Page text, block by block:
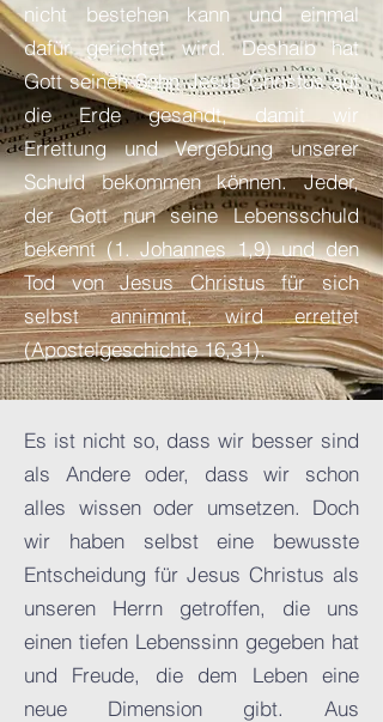
nicht bestehen kann und einmal
dafür gerichtet wird. Deshalb hat
Gott seinen Sohn Jesus Christus auf
die Erde gesandt, damit wir
Errettung und Vergebung unserer
Schuld bekommen können. Jeder,
der Gott nun seine Lebensschuld
bekennt (1. Johannes 1,9) und den
Tod von Jesus Christus für sich
selbst annimmt, wird errettet
(Apostelgeschichte 16,31).
Es ist nicht so, dass wir besser sind
als Andere oder, dass wir schon
alles wissen oder umsetzen. Doch
wir haben selbst eine bewusste
Entscheidung für Jesus Christus als
unseren Herrn getroffen, die uns
einen tiefen Lebenssinn gegeben hat
und Freude, die dem Leben eine
neue Dimension gibt. Aus